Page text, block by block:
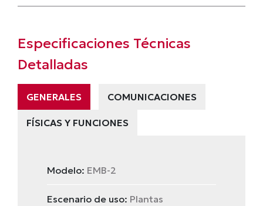
Especificaciones Técnicas
Detalladas
GENERALES COMUNICACIONES
FÍSICAS Y FUNCIONES
Modelo: EMB-2
Escenario de uso: Plantas